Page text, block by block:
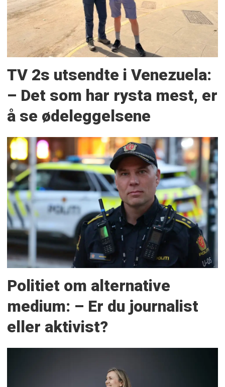
TV 2s utsendte i Venezuela:
– Det som har rysta mest, er
å se ødeleggelsene
Politiet om alternative
medium: – Er du journalist
eller aktivist?